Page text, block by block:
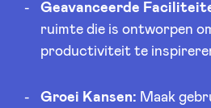
Geavanceerde
ruimte die is ontworpen
productiviteit te
Groei Kansen: Maak